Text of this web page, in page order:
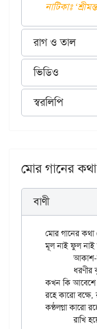
নাটিকাঃ
রাগ ও তাল
ভিডিও
স্বরলিপি
মোর গানের
বাণী
মোর গানের কথা
মূল নাই ফুল নাই
	আকাশ-বনস্পতি জড়ায়ে
কখন কি আবেশে
রহে কারো
কণ্ঠলগ্না কারো
	রাখি হয়ে কারও হাতে বাঁধে সে